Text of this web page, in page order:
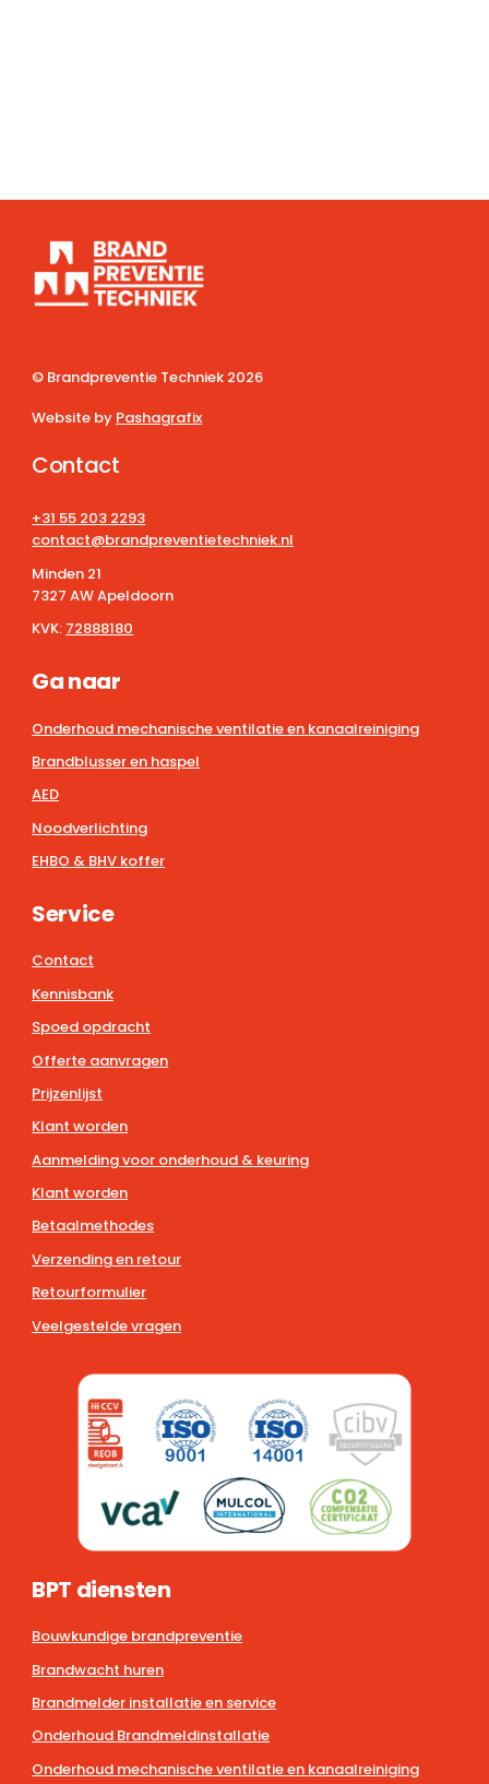
© Brandpreventie Techniek 2026
Website by Pashagrafix
Contact
+31 55 203 2293
contact@brandpreventietechniek.nl
Minden 21
7327 AW Apeldoorn
KVK: 72888180
Ga naar
Onderhoud mechanische ventilatie en kanaalreiniging
Brandblusser en haspel
AED
Noodverlichting
EHBO & BHV koffer
Service
Contact
Kennisbank
Spoed opdracht
Offerte aanvragen
Prijzenlijst
Klant worden
Aanmelding voor onderhoud & keuring
Klant worden
Betaalmethodes
Verzending en retour
Retourformulier
Veelgestelde vragen
BPT diensten
Bouwkundige brandpreventie
Brandwacht huren
Brandmelder installatie en service
Onderhoud Brandmeldinstallatie
Onderhoud mechanische ventilatie en kanaalreiniging